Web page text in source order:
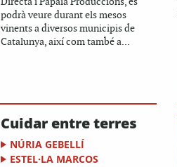
podrà veure durant els mesos
vinents a diversos municipis de
Catalunya, així com també a...
Cuidar entre terres
NÚRIA GEBELLÍ
ESTEL·LA MARCOS